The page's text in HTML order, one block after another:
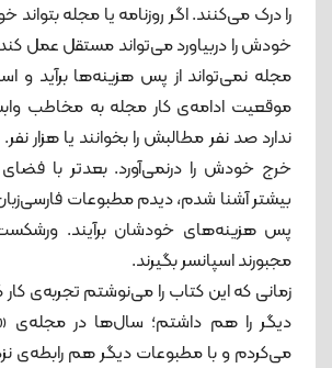
را درک می‌کنند. اگر روزنامه یا مجله
خودش را دربیاورد می‌تواند مستقل عمل
مجله نمی‌تواند از پس هزینه‌ها برآید و
موقعیت ادامه‌ی کار مجله به مخاطب
ندارد صد نفر مطالبش را بخوانند یا هزار
خرج خودش را درنمی‌آورد. بعدتر با
بیشتر آشنا شدم، دیدم مطبوعات
پس هزینه‌های خودشان برآیند.
مجبورند اسپانسر بگیرند.
زمانی‌ که این کتاب را می‌نوشتم تجربه‌ی
دیگر را هم داشتم؛ سال‌ها در مجله‌ی
می‌کردم و با مطبوعات دیگر هم رابطه‌ی